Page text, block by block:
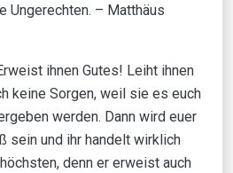
Ungerechten. – Matthäus
ihnen Gutes! Leiht ihnen
keine Sorgen, weil sie es euch
werden. Dann wird euer
sein und ihr handelt wirklich
denn er erweist auch